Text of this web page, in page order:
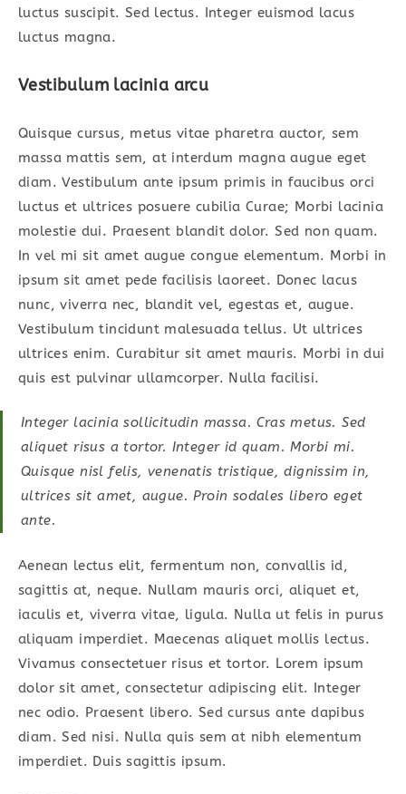
luctus suscipit. Sed lectus. Integer euismod lacus
luctus magna.
Vestibulum lacinia arcu
Quisque cursus, metus vitae pharetra auctor, sem
massa mattis sem, at interdum magna augue eget
diam. Vestibulum ante ipsum primis in faucibus orci
luctus et ultrices posuere cubilia Curae; Morbi lacinia
molestie dui. Praesent blandit dolor. Sed non quam.
In vel mi sit amet augue congue elementum. Morbi in
ipsum sit amet pede facilisis laoreet. Donec lacus
nunc, viverra nec, blandit vel, egestas et, augue.
Vestibulum tincidunt malesuada tellus. Ut ultrices
ultrices enim. Curabitur sit amet mauris. Morbi in dui
quis est pulvinar ullamcorper. Nulla facilisi.
Integer lacinia sollicitudin massa. Cras metus. Sed
aliquet risus a tortor. Integer id quam. Morbi mi.
Quisque nisl felis, venenatis tristique, dignissim in,
ultrices sit amet, augue. Proin sodales libero eget
ante.
Aenean lectus elit, fermentum non, convallis id,
sagittis at, neque. Nullam mauris orci, aliquet et,
iaculis et, viverra vitae, ligula. Nulla ut felis in purus
aliquam imperdiet. Maecenas aliquet mollis lectus.
Vivamus consectetuer risus et tortor. Lorem ipsum
dolor sit amet, consectetur adipiscing elit. Integer
nec odio. Praesent libero. Sed cursus ante dapibus
diam. Sed nisi. Nulla quis sem at nibh elementum
imperdiet. Duis sagittis ipsum.